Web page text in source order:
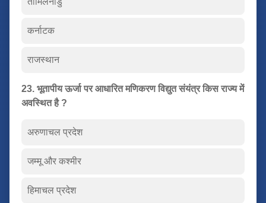
कर्नाटक
राजस्थान
23. भूतापीय ऊर्जा पर आधारित मणिकरण विद्युत संयंत्र किस राज्य में
अवस्थित है ?
अरुणाचल प्रदेश
जम्मू और कश्मीर
हिमाचल प्रदेश